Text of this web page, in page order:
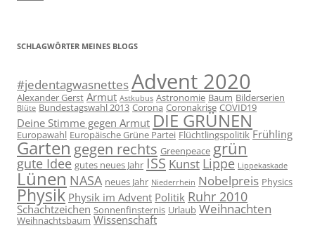
SCHLAGWÖRTER MEINES BLOGS
#jedentagwasnettesAdvent 2020
Alexander Gerst Armut Astkubus Astronomie Baum Bilderserien
Blüte Bundestagswahl 2013 Corona Coronakrise COVID19
Deine Stimme gegen Armut DIE GRÜNEN
Europawahl Europäische Grüne Partei Flüchtlingspolitik Frühling
Garten gegen rechts Greenpeace grün
gute Idee gutes neues Jahr ISS Kunst Lippe Lippekaskade
Lünen NASA neues Jahr Niederrhein Nobelpreis Physics
Physik Physik im Advent Politik Ruhr 2010
Schachtzeichen Sonnenfinsternis Urlaub Weihnachten
Weihnachtsbaum Wissenschaft